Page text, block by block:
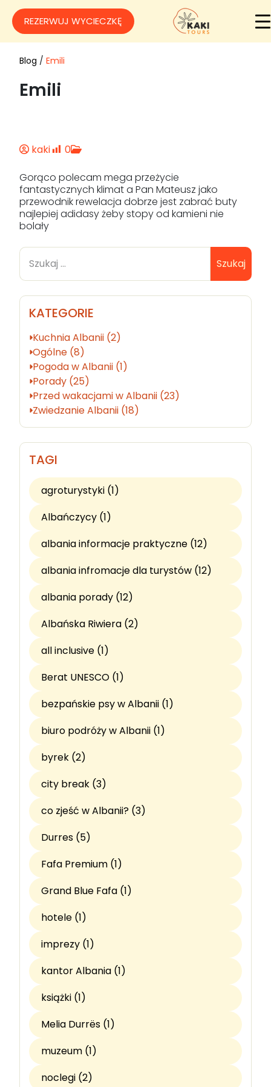
REZERWUJ WYCIECZKĘ
Blog / Emili
Emili
kaki
0
Gorąco polecam mega przeżycie
fantastycznych klimat a Pan Mateusz jako
przewodnik rewelacja dobrze jest zabrać buty
najlepiej adidasy żeby stopy od kamieni nie
bolały
Szukaj
KATEGORIE
Kuchnia Albanii (2)
Ogólne (8)
Pogoda w Albanii (1)
Porady (25)
Przed wakacjami w Albanii (23)
Zwiedzanie Albanii (18)
TAGI
agroturystyki (1)
Albańczycy (1)
albania informacje praktyczne (12)
albania infromacje dla turystów (12)
albania porady (12)
Albańska Riwiera (2)
all inclusive (1)
Berat UNESCO (1)
bezpańskie psy w Albanii (1)
biuro podróży w Albanii (1)
byrek (2)
city break (3)
co zjeść w Albanii? (3)
Durres (5)
Fafa Premium (1)
Grand Blue Fafa (1)
hotele (1)
imprezy (1)
kantor Albania (1)
książki (1)
Melia Durrës (1)
muzeum (1)
noclegi (2)